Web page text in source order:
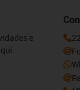
e